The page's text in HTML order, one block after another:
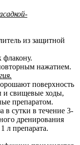
из защитной
флакону.
нажатием.
поверхность
и свищевые ходы,
препаратом.
в сутки в течение 3-
дренирования
л препарата.